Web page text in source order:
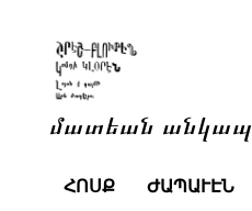
մատեան
ՀՈՍՔ ԺԱՊԱՒԷՆ